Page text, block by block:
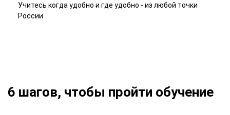
Учитесь когда удобно и где удобно - из любой точки
России
6 шагов, чтобы пройти обучение